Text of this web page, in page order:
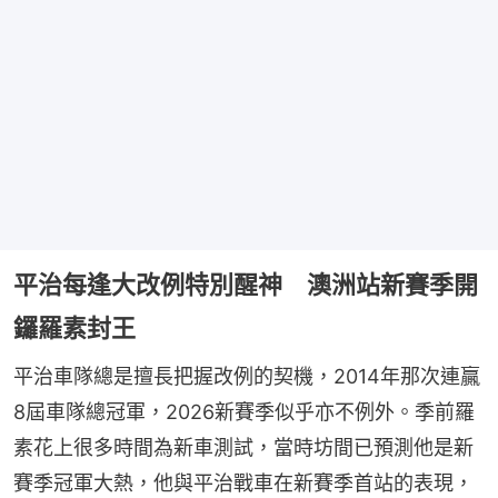
平治每逢大改例特別醒神 澳洲站新賽季開
鑼羅素封王
平治車隊總是擅長把握改例的契機，2014年那次連贏
8屆車隊總冠軍，2026新賽季似乎亦不例外。季前羅
素花上很多時間為新車測試，當時坊間已預測他是新
賽季冠軍大熱，他與平治戰車在新賽季首站的表現，